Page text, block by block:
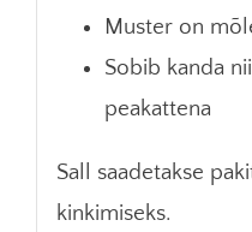
Muster on
Sobib kanda
peakattena
Sall saadetakse
kinkimiseks.